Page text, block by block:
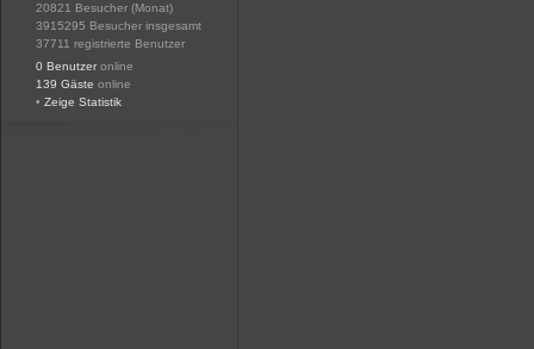
20821 Besucher (Monat)
3915295 Besucher insgesamt
37711 registrierte Benutzer
0 Benutzer online
139 Gäste online
• Zeige Statistik